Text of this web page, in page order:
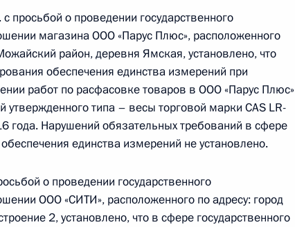
Президента Российской Федерации
территориального управления
Президента Российской Федерации по приёму
граждан
о проведении государственного
магазина ООО «Парус Плюс», расположенного
район, деревня Ямская, установлено, что
обеспечения единства измерений при
работ по расфасовке товаров в ООО «Парус Плюс»
типа – весы торговой марки CAS LR-
года. Нарушений обязательных требований в сфере
единства измерений не установлено.
о проведении государственного
ООО «СИТИ», расположенного по адресу: город
2, установлено, что в сфере государственного